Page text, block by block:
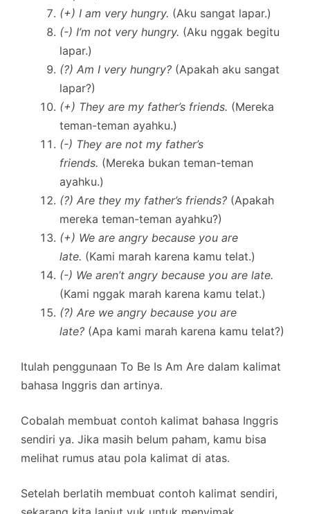
(+) I am very hungry. (Aku sangat lapar.)
(-) I’m not very hungry. (Aku nggak begitu
lapar.)
(?) Am I very hungry? (Apakah aku sangat
lapar?)
(+) They are my father’s friends. (Mereka
teman-teman ayahku.)
(-) They are not my father’s
friends. (Mereka bukan teman-teman
ayahku.)
(?) Are they my father’s friends? (Apakah
mereka teman-teman ayahku?)
(+) We are angry because you are
late. (Kami marah karena kamu telat.)
(-) We aren’t angry because you are late.
(Kami nggak marah karena kamu telat.)
(?) Are we angry because you are
late? (Apa kami marah karena kamu telat?)
Itulah penggunaan To Be Is Am Are dalam kalimat
bahasa Inggris dan artinya.
Cobalah membuat contoh kalimat bahasa Inggris
sendiri ya. Jika masih belum paham, kamu bisa
melihat rumus atau pola kalimat di atas.
Setelah berlatih membuat contoh kalimat sendiri,